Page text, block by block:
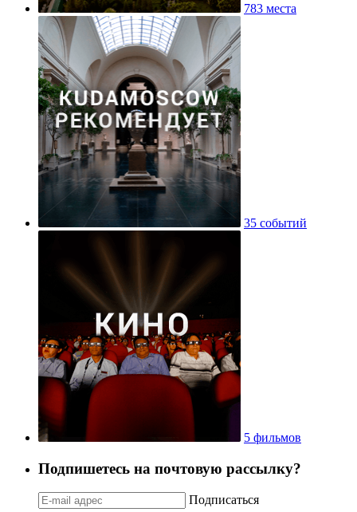
783 места
35 событий
5 фильмов
Подпишетесь на почтовую рассылку?
Подписаться